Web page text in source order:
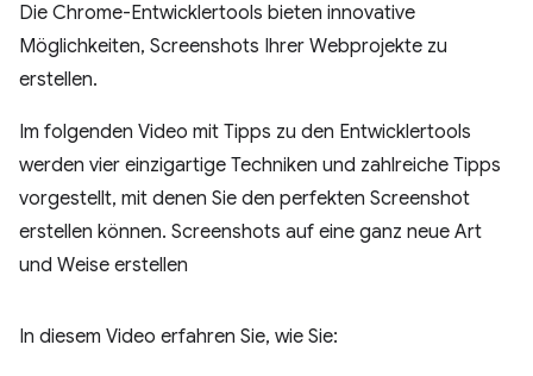
Die Chrome-Entwicklertools bieten innovative
Möglichkeiten, Screenshots Ihrer Webprojekte zu
erstellen.
Im folgenden Video mit Tipps zu den Entwicklertools
werden vier einzigartige Techniken und zahlreiche Tipps
vorgestellt, mit denen Sie den perfekten Screenshot
erstellen können. Screenshots auf eine ganz neue Art
und Weise erstellen
In diesem Video erfahren Sie, wie Sie: